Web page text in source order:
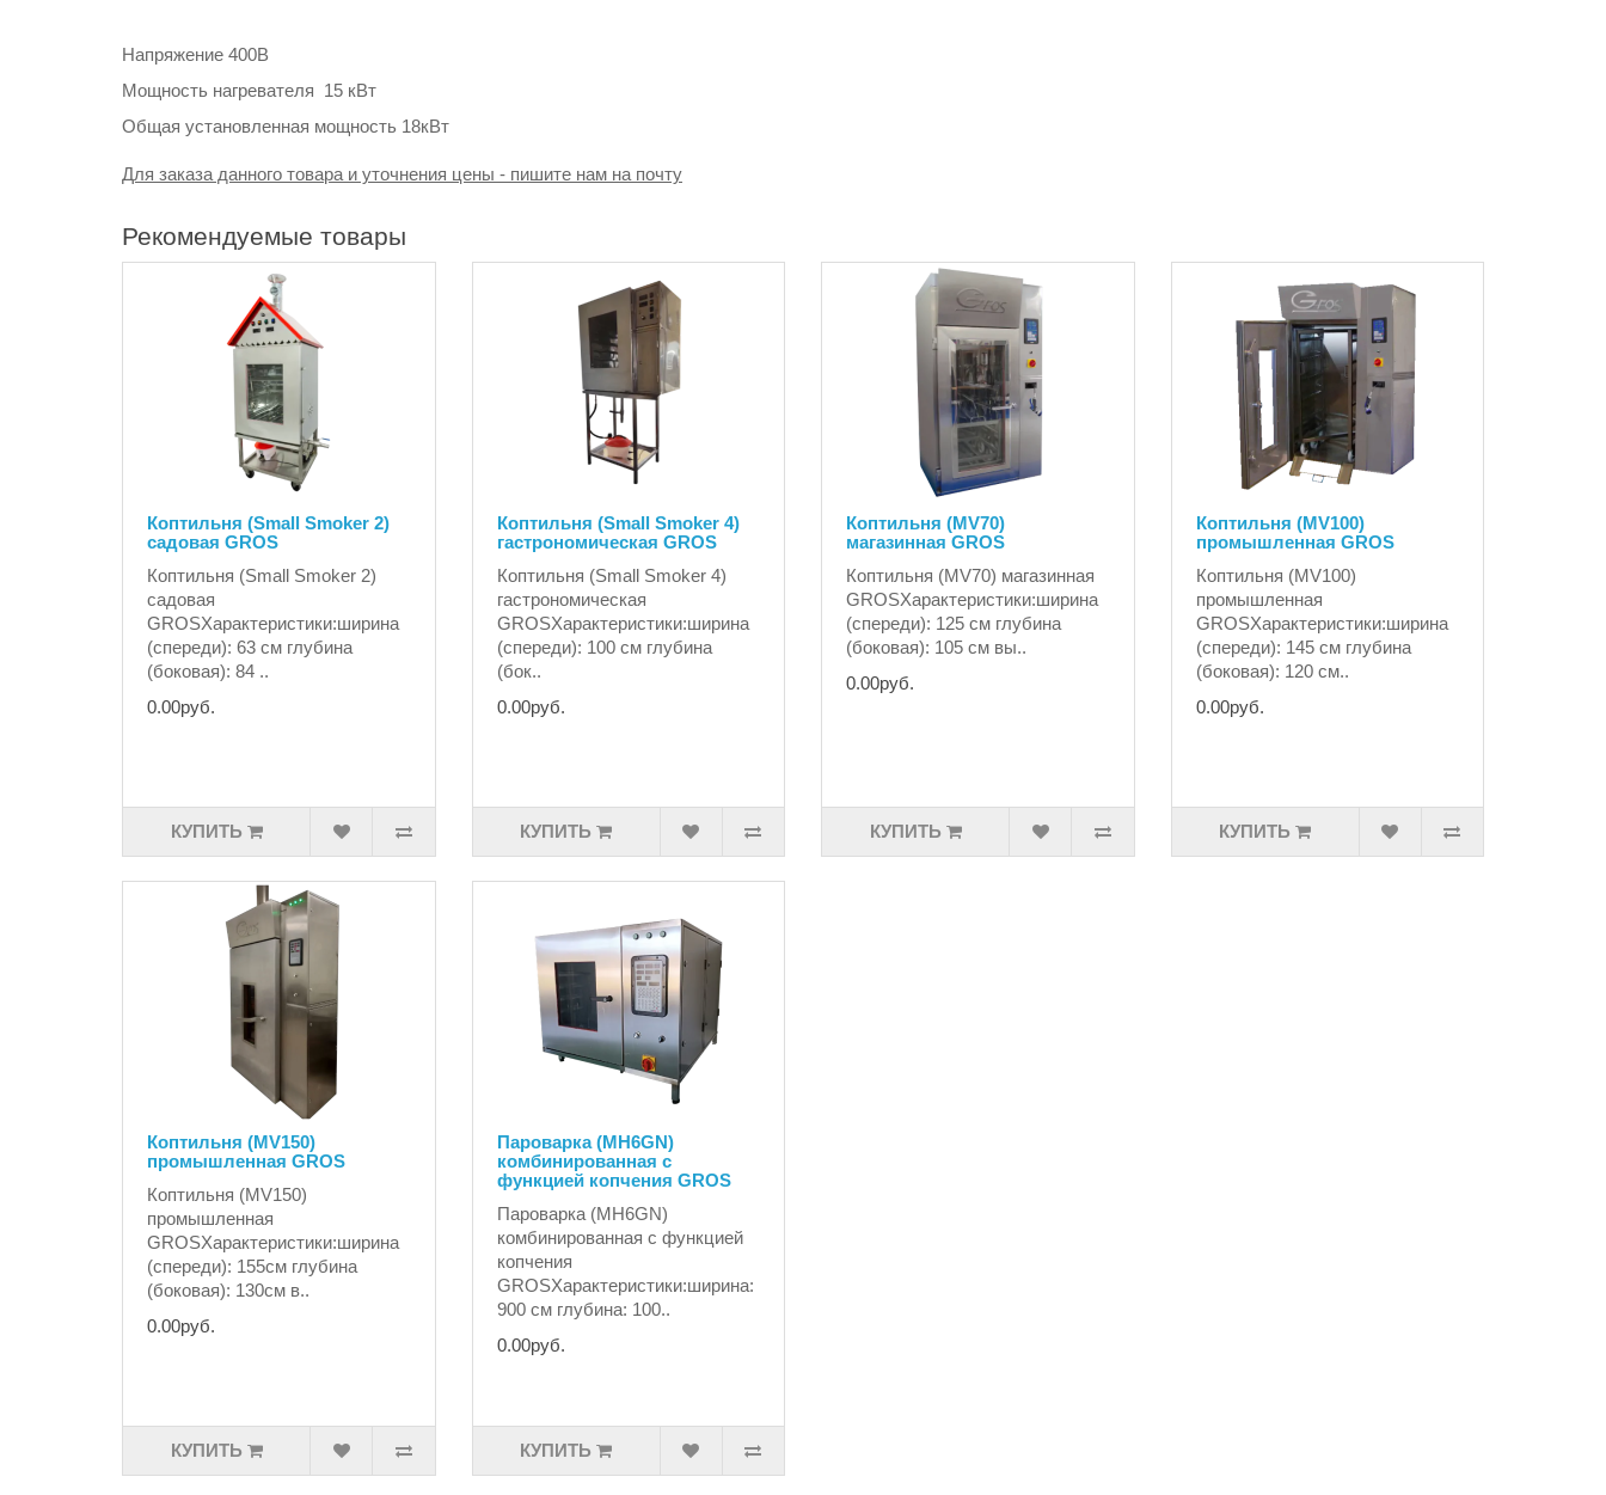
Напряжение 400В
Мощность нагревателя 15 кВт
Общая установленная мощность 18кВт
Для заказа данного товара и уточнения цены - пишите нам на почту
Рекомендуемые товары
Коптильня (Small Smoker 2)
садовая GROS
Коптильня (Small Smoker 2)
садовая
GROSХарактеристики:ширина
(спереди): 63 см глубина
(боковая): 84 ..
0.00руб.
КУПИТЬ
Коптильня (Small Smoker 4)
гастрономическая GROS
Коптильня (Small Smoker 4)
гастрономическая
GROSХарактеристики:ширина
(спереди): 100 см глубина
(бок..
0.00руб.
КУПИТЬ
Коптильня (MV70)
магазинная GROS
Коптильня (MV70) магазинная
GROSХарактеристики:ширина
(спереди): 125 см глубина
(боковая): 105 см вы..
0.00руб.
КУПИТЬ
Коптильня (MV100)
промышленная GROS
Коптильня (MV100)
промышленная
GROSХарактеристики:ширина
(спереди): 145 см глубина
(боковая): 120 см..
0.00руб.
КУПИТЬ
Коптильня (MV150)
промышленная GROS
Коптильня (MV150)
промышленная
GROSХарактеристики:ширина
(спереди): 155см глубина
(боковая): 130см в..
0.00руб.
КУПИТЬ
Пароварка (MH6GN)
комбинированная с
функцией копчения GROS
Пароварка (MH6GN)
комбинированная с функцией
копчения
GROSХарактеристики:ширина:
900 см глубина: 100..
0.00руб.
КУПИТЬ